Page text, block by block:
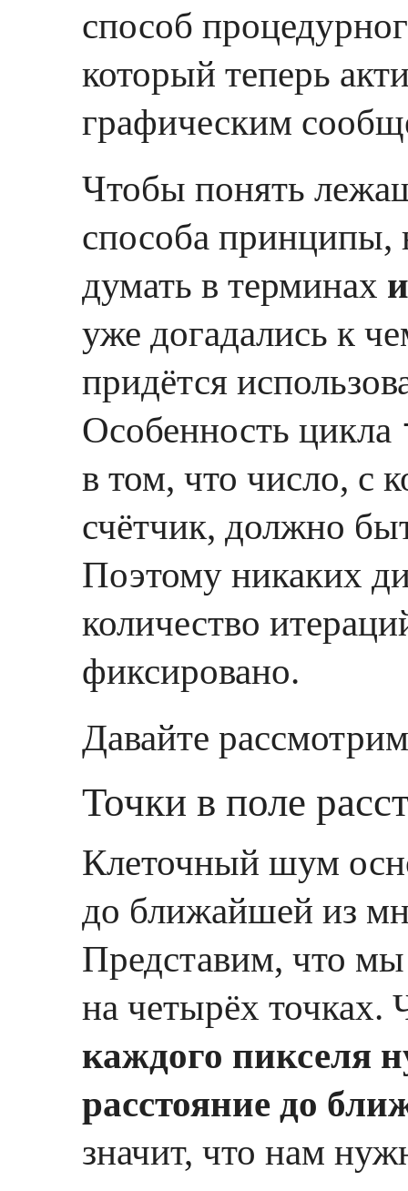
способ
который теперь
графическим
Чтобы понять
способа принципы,
думать в терминах
уже догадались к
придётся
Особенность цикла
в том, что число, с
счётчик, должно
Поэтому никаких
количество
фиксировано.
Давайте
Точки в поле
Клеточный шум
до ближайшей из
Представим, что мы
на четырёх точках.
каждого пикселя
расстояние до
значит, что нам